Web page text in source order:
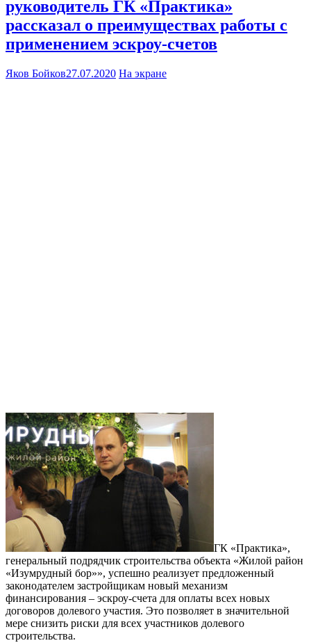
руководитель ГК «Практика»
рассказал о преимуществах работы с
применением эскроу-счетов
Яков Бойков27.07.2020 На экране
ГК «Практика»,
генеральный подрядчик строительства объекта «Жилой район
«Изумрудный бор»», успешно реализует предложенный
законодателем застройщикам новый механизм
финансирования – эскроу-счета для оплаты всех новых
договоров долевого участия. Это позволяет в значительной
мере снизить риски для всех участников долевого
строительства.